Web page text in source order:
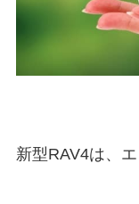
新型RAV4は、